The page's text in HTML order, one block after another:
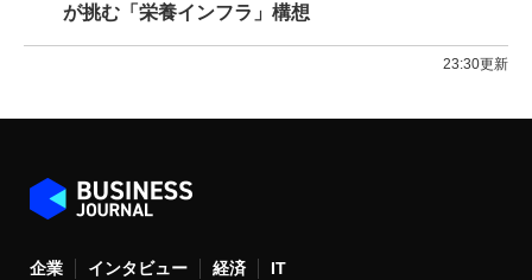
が挑む「栄養インフラ」構想
23:30更新
企業 インタビュー 経済 IT